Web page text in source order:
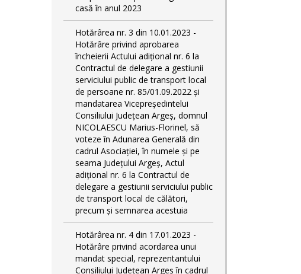
casă în anul 2023
Hotărârea nr. 3 din 10.01.2023 -
Hotărâre privind aprobarea
încheierii Actului adițional nr. 6 la
Contractul de delegare a gestiunii
serviciului public de transport local
de persoane nr. 85/01.09.2022 și
mandatarea Vicepreședintelui
Consiliului Județean Argeș, domnul
NICOLAESCU Marius-Florinel, să
voteze în Adunarea Generală din
cadrul Asociației, în numele și pe
seama Județului Argeș, Actul
adițional nr. 6 la Contractul de
delegare a gestiunii serviciului public
de transport local de călători,
precum și semnarea acestuia
Hotărârea nr. 4 din 17.01.2023 -
Hotărâre privind acordarea unui
mandat special, reprezentantului
Consiliului Județean Argeș în cadrul